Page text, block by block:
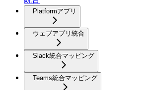
Platformアプリ
ウェブアプリ統合
Slack統合マッピング
Teams統合マッピング